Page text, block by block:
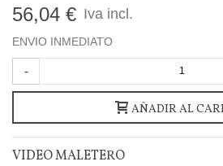
56,04 € Iva incl.
ENVIO INMEDIATO
-
AÑADIR AL
VIDEO MALETERO